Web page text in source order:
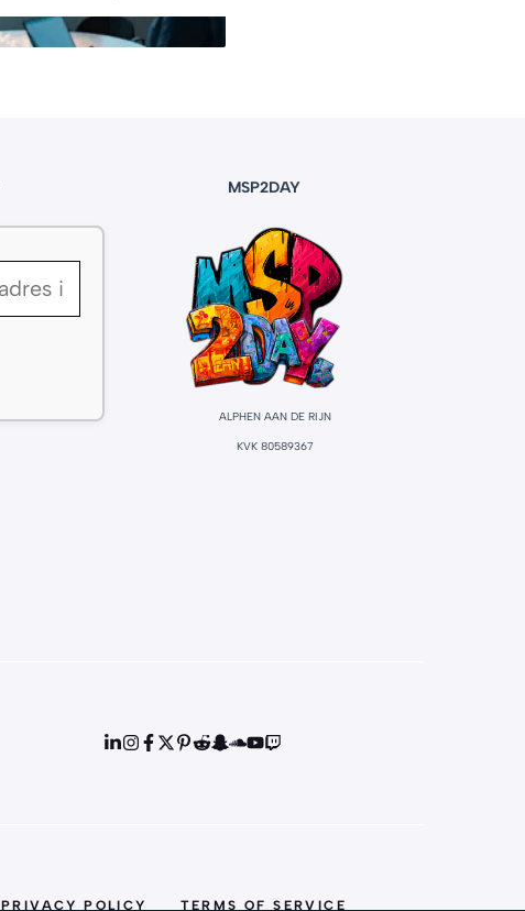
MSP2DAY
ALPHEN AAN DE RIJN
KVK 80589367
PRIVACY POLICY TERMS OF SERVICE